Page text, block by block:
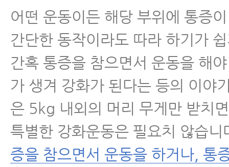
어떤 운동이든 해당 부위에 통증
간단한 동작이라도 따라 하기가
간혹 통증을 참으면서 운동을 해
가 생겨 강화가 된다는 등의 이야
은 5kg 내외의 머리 무게만 받치
특별한 강화운동은 필요치 않습
증을 참으면서 운동을 하거나, 통